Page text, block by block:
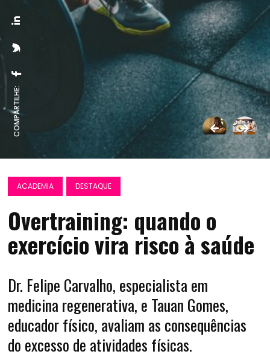
COMPARTILHE:
ACADEMIA DESTAQUE
Overtraining: quando o
exercício vira risco à saúde
Dr. Felipe Carvalho, especialista em
medicina regenerativa, e Tauan Gomes,
educador físico, avaliam as consequências
do excesso de atividades físicas.